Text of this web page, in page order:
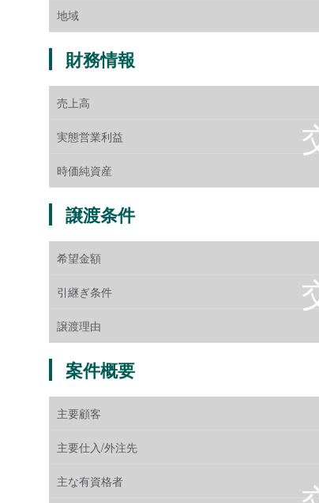
地域
財務情報
売上高
実態営業利益
時価純資産
譲渡条件
希望金額
引継ぎ条件
譲渡理由
案件概要
主要顧客
主要仕入/外注先
主な有資格者